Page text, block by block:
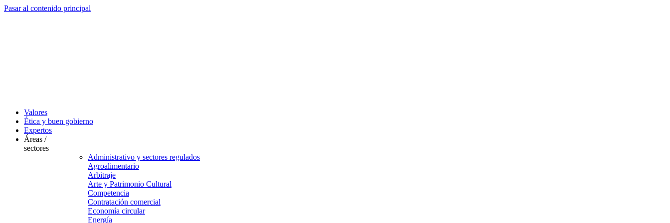
Pasar al contenido principal
Valores
Ética y buen gobierno
Expertos
Áreas /
sectores
Administrativo y sectores regulados
Agroalimentario
Arbitraje
Arte y Patrimonio Cultural
Competencia
Contratación comercial
Economía circular
Energía